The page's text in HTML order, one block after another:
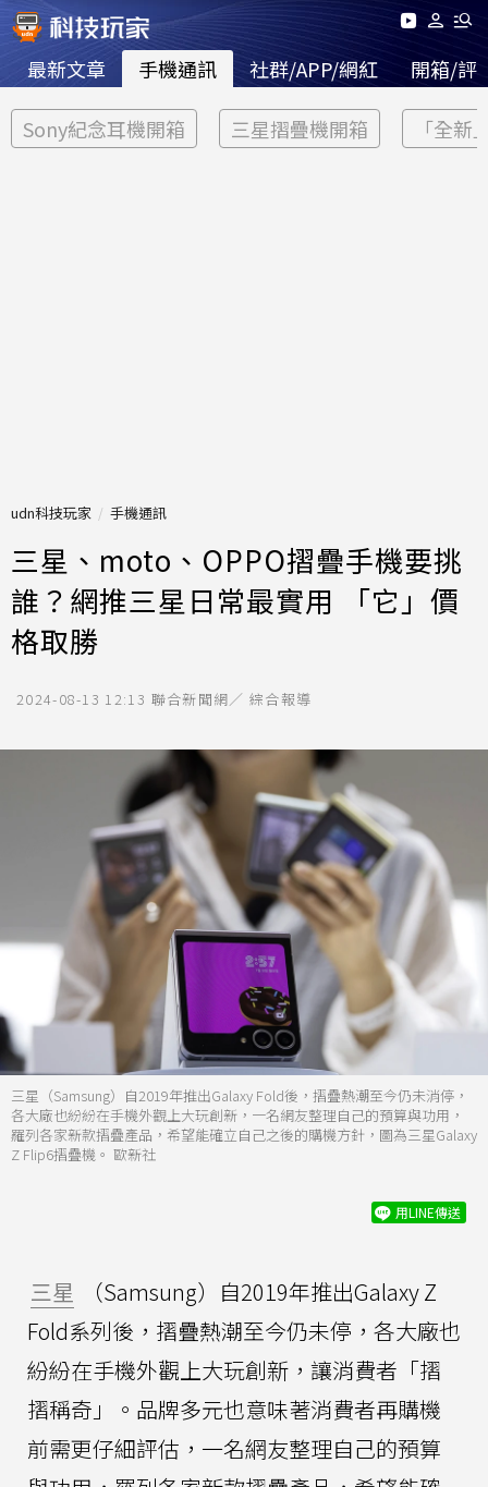
最新文章 手機通訊 社群/APP/網紅 開箱/評
Sony紀念耳機開箱 三星摺疊機開箱 「全新
udn科技玩家 手機通訊
三星、moto、OPPO摺疊手機要挑
誰？網推三星日常最實用 「它」價
格取勝
2024-08-13 12:13 聯合新聞網／ 綜合報導
三星（Samsung）自2019年推出Galaxy Fold後，摺疊熱潮至今仍未消停，
各大廠也紛紛在手機外觀上大玩創新，一名網友整理自己的預算與功用，
羅列各家新款摺疊產品，希望能確立自己之後的購機方針，圖為三星Galaxy
Z Flip6摺疊機。 歐新社
用LINE傳送
三星
（Samsung）自2019年推出Galaxy Z
Fold系列後，摺疊熱潮至今仍未停，各大廠也
紛紛在手機外觀上大玩創新，讓消費者「摺
摺稱奇」。品牌多元也意味著消費者再購機
前需更仔細評估，一名網友整理自己的預算